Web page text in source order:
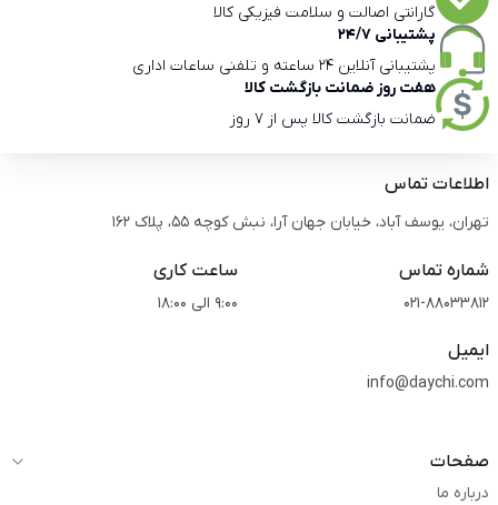
گارانتی اصالت و سلامت فیزیکی کالا
پشتیبانی 24/7
پشتیبانی آنلاین 24 ساعته و تلفنی ساعات اداری
هفت روز ضمانت بازگشت کالا
ضمانت بازگشت کالا پس از 7 روز
اطلاعات تماس
تهران، یوسف آباد، خیابان جهان آرا، نبش کوچه 55، پلاک 162
شماره تماس
021-88033812
ساعت کاری
9:00 الی 18:00
ایمیل
info@daychi.com
صفحات
درباره ما